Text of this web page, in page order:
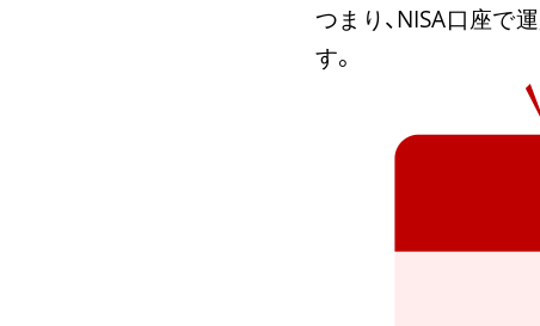
つまり、NISA口座で
す。